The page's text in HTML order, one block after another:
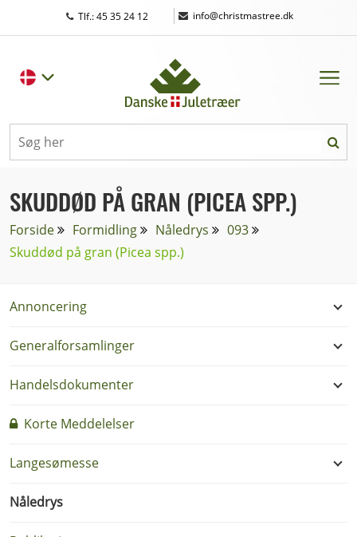
Tlf.: 45 35 24 12 | info@christmastree.dk
SKUDDØD PÅ GRAN (PICEA SPP.)
Forside Formidling Nåledrys
093
Skuddød på gran (Picea spp.)
Annoncering
Generalforsamlinger
Handelsdokumenter
Korte Meddelelser
Langesømesse
Nåledrys